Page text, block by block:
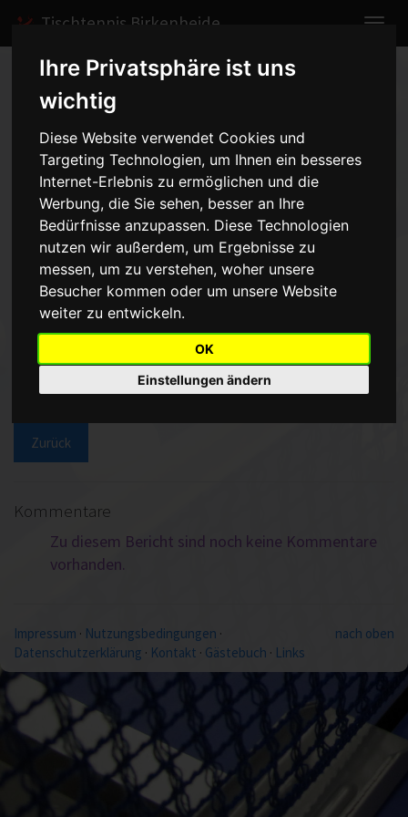
Ihre Privatsphäre ist uns
wichtig
Diese Website verwendet Cookies und
Targeting Technologien, um Ihnen ein besseres
Internet-Erlebnis zu ermöglichen und die
Werbung, die Sie sehen, besser an Ihre
Bedürfnisse anzupassen. Diese Technologien
nutzen wir außerdem, um Ergebnisse zu
messen, um zu verstehen, woher unsere
Besucher kommen oder um unsere Website
weiter zu entwickeln.
OK
Einstellungen ändern
Tischtennis Birkenheide
Home Spiele 2008/2009
Schülerinnen I
Spielbericht anzeigen
SV Kibo (M) -
Schülerinnen I - 3:6vom
06.12.2008 15:00 Uhr
Gleich nach den Doppeln stand es 1:1. Nachdem wir alle 4 unsere
die beiden Julia's verloren. Vivien holte schließlich mit einm 3:0 den
6.Punkt. :) Hier nochmal die Punkte: Mayer/Dick V. 1, Mayer 1,
Hörchner 1, Dick V. 2, Dick K. 1
Zurück
Kommentare
Zu diesem Bericht sind noch keine Kommentare
vorhanden.
nach oben
Impressum · Nutzungsbedingungen ·
Datenschutzerklärung · Kontakt · Gästebuch · Links